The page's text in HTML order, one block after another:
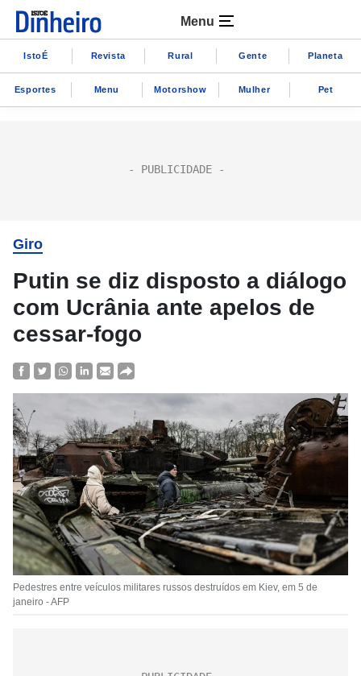
Menu
IstoÉ Revista Rural Gente Planeta
Esportes Menu Motorshow Mulher Pet
Giro
Putin se diz disposto a diálogo
com Ucrânia ante apelos de
cessar-fogo
Pedestres entre veículos militares russos destruídos em Kiev, em 5 de
janeiro - AFP